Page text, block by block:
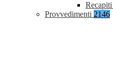
Provvedimenti 2146